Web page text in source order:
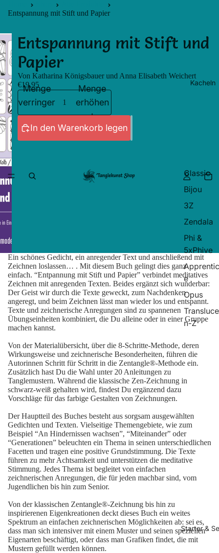
Kacheln
Classic
Bijou
3Z
Zendala
Phi &
5xPhive
Apprentic
e
Opus
Transluce
n-Z
Starter &
Entspannung mit Stift und Papier
Entspannung mit Stift und
Papier
Von Katharina Königsbauer und Anna Elisabeth Weichert
€19,95
Menge
verringern
Menge
erhöhen
In den Warenkorb legen
Ein schönes Gedicht, ein anregender Text und anschließend mit
Zeichnen loslassen… . Mit diesem Buch gelingt dies ganz
einfach. “Entpannung mit Stift und Papier” verbindet meditatives
Zeichnen mit anregenden Texten. Beides ergänzt sich wunderbar:
Der Geist wir durch die Texte geweckt, zum Nachdenken
angeregt, und beim Zeichnen lässt man wieder los und entspannt.
Texte und zeichnerische Anregungen sind zu spannenen
Übungseinheiten kombiniert, die Du alleine oder in einer Gruppe
machen kannst.
Von der Materialübersicht, über die 8-Schritte-Methode, deren
Wirkungsweise und zeichnerische Besonderheiten, führen die
Autorinnen Schritt für Schritt in die Zentangle®-Methode ein.
Zusätzlich hast Du die Wahl unter 20 Anleitungen zu
Tanglemustern. Während die klassische Zen-Zeichnung in
schwarz-weiß gehalten wird, findest Du ergänzend dazu
Vorschläge für das farbige Gestalten von Zeichnungen.
Der Hauptteil des Buches besteht aus sorgsam ausgewählten
Gedichten und Texten. Vielseitige Themengebiete, wie zum
Beispiel “An Hindernissen wachsen”, “Miteinander” oder
“Generationen” beleuchten ein Thema in seinen unterschiedlichen
Facetten und tragen eine positive Grundstimmung. Die Texte
führen zu mehr Achtsamkeit und unterstützen die meditative
Stimmung. Jedes Thema ist begleitet von einfachen
zeichnerischen Anregungen, die für jeden machbar sind, vom
Jugendlichen bis hin zum Senior.
Von der klassischen Zentangle®-Zeichnung bis hin zu
inspirierenen Eigenkreationen deckt dieses Buch ein weites
Spektrum an einfachen zeichnerischen Möglichkeiten ab: sei es,
dass man sich intensiver mit einem Muster und seinen speziellen
Eigenarten beschäftigt, oder dass man Grafiken findet, die mit
Mustern gefüllt werden können.